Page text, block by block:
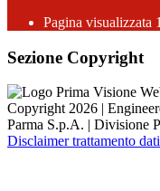
Pagina visualizzata
Sezione Copyright
Copyright 2026 |
Parma S.p.A. | Divisione
Disclaimer trattamento